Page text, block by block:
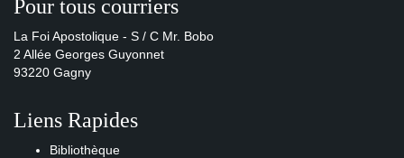
Pour tous courriers
La Foi Apostolique - S / C Mr. Bobo
2 Allée Georges Guyonnet
93220 Gagny
Liens Rapides
Bibliothèque